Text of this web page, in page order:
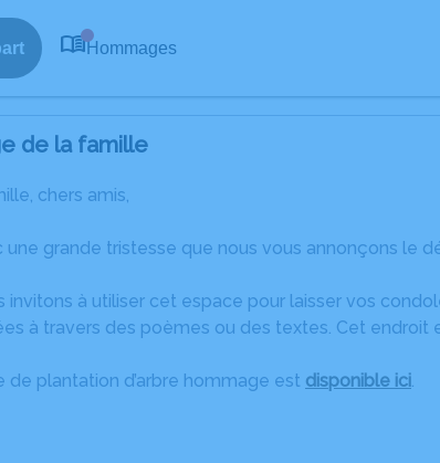
Hommages
de la famille
chers amis,
une grande tristesse que nous vous annonçons le
invitons à utiliser cet espace pour laisser vos
à travers des poèmes ou des textes. Cet endroit
de plantation d’arbre hommage est disponible ici.